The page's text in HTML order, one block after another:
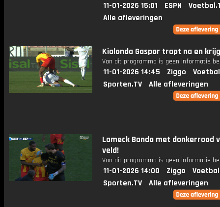
11-01-2026 15:01 ESPN
Alle afleveringen
Kialonda Gaspar trapt na en
Van dit programma is geen informatie
11-01-2026 14:45 Ziggo
Sporten.TV
Alle afleveringen
Lameck Banda met donkerrood
veld!
Van dit programma is geen informatie
11-01-2026 14:00 Ziggo
Sporten.TV
Alle afleveringen